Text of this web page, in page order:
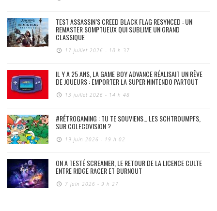
TEST ASSASSIN’S CREED BLACK FLAG RESYNCED : UN
REMASTER SOMPTUEUX QUI SUBLIME UN GRAND
CLASSIQUE
17 juillet 2026 - 10 h 37
IL Y A 25 ANS, LA GAME BOY ADVANCE RÉALISAIT UN RÊVE
DE JOUEURS : EMPORTER LA SUPER NINTENDO PARTOUT
13 juillet 2026 - 14 h 48
#RÉTROGAMING : TU TE SOUVIENS… LES SCHTROUMPFS,
SUR COLECOVISION ?
19 juin 2026 - 19 h 02
ON A TESTÉ SCREAMER, LE RETOUR DE LA LICENCE CULTE
ENTRE RIDGE RACER ET BURNOUT
7 juin 2026 - 9 h 27